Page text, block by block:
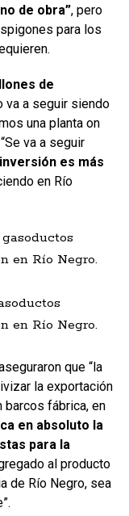
de obra”, pero
para los
de
va a seguir siendo
una planta on
va a seguir
inversión es más
en Río
en Río Negro.
que “la
la exportación
barcos fábrica, en
en absoluto la
para la
al producto
de Río Negro, sea